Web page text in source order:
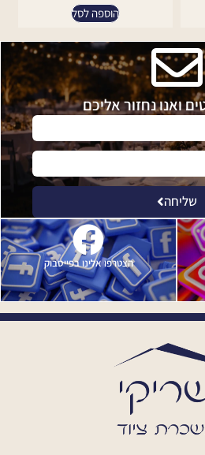
הוספה לסל
ואנו נחזור אליכם
שליחה
הצטרפו אלינו בפייסבוק